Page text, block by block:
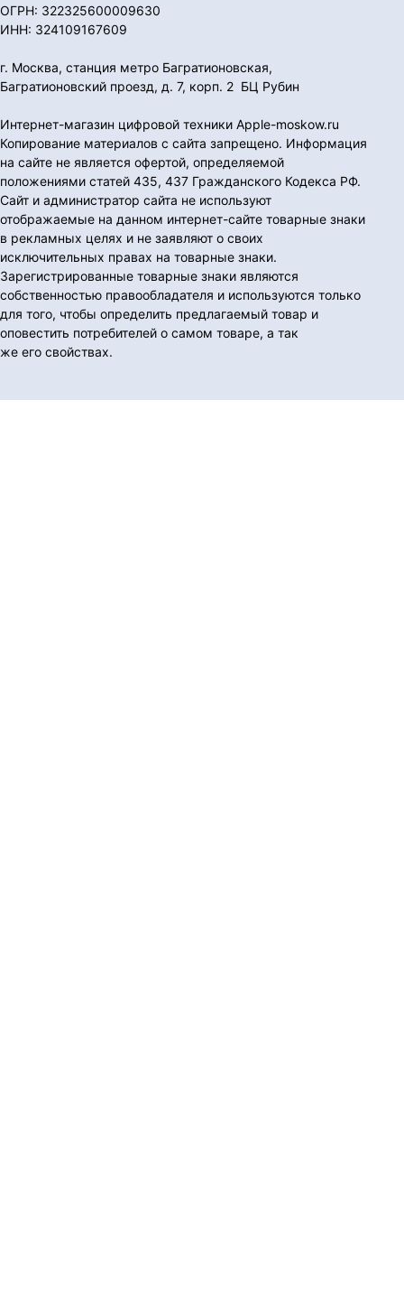
ОГРН: 322325600009630
ИНН: 324109167609
г. Москва, станция метро Багратионовская,
Багратионовский проезд, д. 7, корп. 2 БЦ Рубин
Интернет-магазин цифровой техники Apple-moskow.ru
Копирование материалов с сайта запрещено. Информация
на сайте не является офертой, определяемой
положениями статей 435, 437 Гражданского Кодекса РФ.
Сайт и администратор сайта не используют
отображаемые на данном интернет-сайте товарные знаки
в рекламных целях и не заявляют о своих
исключительных правах на товарные знаки.
Зарегистрированные товарные знаки являются
собственностью правообладателя и используются только
для того, чтобы определить предлагаемый товар и
оповестить потребителей о самом товаре, а так
же его свойствах.